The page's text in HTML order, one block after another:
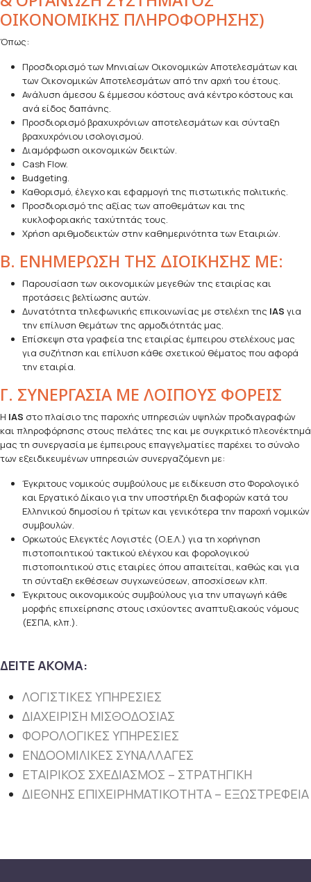
ΟΙΚΟΝΟΜΙΚΗΣ ΠΛΗΡΟΦΟΡΗΣΗΣ)
Όπως:
Προσδιορισμό των Μηνιαίων Οικονομικών Αποτελεσμάτων και
των Οικονομικών Αποτελεσμάτων από την αρχή του έτους.
Ανάλυση άμεσου & έμμεσου κόστους ανά κέντρο κόστους και
ανά είδος δαπάνης.
Προσδιορισμό βραχυχρόνιων αποτελεσμάτων και σύνταξη
βραχυχρόνιου ισολογισμού.
Διαμόρφωση οικονομικών δεικτών.
Cash Flow.
Budgeting.
Καθορισμό, έλεγχο και εφαρμογή της πιστωτικής πολιτικής.
Προσδιορισμό της αξίας των αποθεμάτων και της
κυκλοφοριακής ταχύτητάς τους.
Χρήση αριθμοδεικτών στην καθημερινότητα των Εταιριών.
Β. ΕΝΗΜΕΡΩΣΗ ΤΗΣ ΔΙΟΙΚΗΣΗΣ ΜΕ:
Παρουσίαση των οικονομικών μεγεθών της εταιρίας και
προτάσεις βελτίωσης αυτών.
Δυνατότητα τηλεφωνικής επικοινωνίας με στελέχη της IAS για
την επίλυση θεμάτων της αρμοδιότητάς μας.
Επίσκεψη στα γραφεία της εταιρίας έμπειρου στελέχους μας
για συζήτηση και επίλυση κάθε σχετικού θέματος που αφορά
την εταιρία.
Γ. ΣΥΝΕΡΓΑΣΙΑ ΜΕ ΛΟΙΠΟΥΣ ΦΟΡΕΙΣ
Η IAS στο πλαίσιο της παροχής υπηρεσιών υψηλών προδιαγραφών
και πληροφόρησης στους πελάτες της και με συγκριτικό πλεονέκτημά
μας τη συνεργασία με έμπειρους επαγγελματίες παρέχει το σύνολο
των εξειδικευμένων υπηρεσιών συνεργαζόμενη με:
Έγκριτους νομικούς συμβούλους με ειδίκευση στο Φορολογικό
και Εργατικό Δίκαιο για την υποστήριξη διαφορών κατά του
Ελληνικού δημοσίου ή τρίτων και γενικότερα την παροχή νομικών
συμβουλών.
Ορκωτούς Eλεγκτές Λογιστές (Ο.Ε.Λ.) για τη χορήγηση
πιστοποιητικού τακτικού ελέγχου και φορολογικού
πιστοποιητικού στις εταιρίες όπου απαιτείται, καθώς και για
τη σύνταξη εκθέσεων συγχωνεύσεων, αποσχίσεων κλπ.
Έγκριτους οικονομικούς συμβούλους για την υπαγωγή κάθε
μορφής επιχείρησης στους ισχύοντες αναπτυξιακούς νόμους
(ΕΣΠΑ, κλπ.).
ΔΕΙΤΕ ΑΚΟΜΑ:
ΛΟΓΙΣΤΙΚΕΣ ΥΠΗΡΕΣΙΕΣ
ΔΙΑΧΕΙΡΙΣΗ ΜΙΣΘΟΔΟΣΙΑΣ
ΦΟΡΟΛΟΓΙΚΕΣ ΥΠΗΡΕΣΙΕΣ
ΕΝΔΟΟΜΙΛΙΚΕΣ ΣΥΝΑΛΛΑΓΕΣ
ΕΤΑΙΡΙΚΟΣ ΣΧΕΔΙΑΣΜΟΣ – ΣΤΡΑΤΗΓΙΚΗ
ΔΙΕΘΝΗΣ ΕΠΙΧΕΙΡΗΜΑΤΙΚΟΤΗΤΑ – ΕΞΩΣΤΡΕΦΕΙΑ